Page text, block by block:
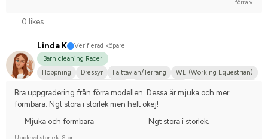
förra v.
0 likes
Linda K
Verifierad köpare
Barn cleaning Racer
Hoppning
Dressyr Fälttävlan/Terräng
WE (Working Equestrian)
Annan häst
Tävlingsrider på hobbynivå
Bra uppgradering från förra modellen. Dessa är mjuka och mer
formbara. Ngt stora i storlek men helt okej!
Mjuka och formbara
Ngt stora i storlek.